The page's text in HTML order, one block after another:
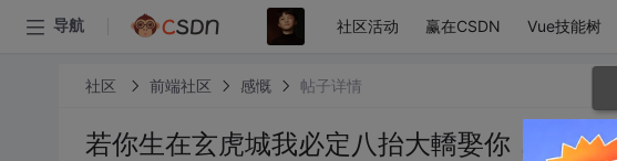
导航 社区活动 赢在CSDN Vue技能树
社区 前端社区 感慨 帖子详情
若你生在玄虎城我必定八抬大轎娶你，三書